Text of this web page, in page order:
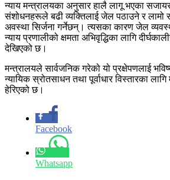
न्याय मन्त्रालयका अनुसार हालै लागू भएका
संशोधनहरूले बढी व्यक्तिलाई जेल पठाउने र लामो
अवस्था सिर्जना गर्नेछन्। त्यसका कारण जेल
न्याय प्रणालीको क्षमता अभिवृद्धिका लागि
देखिएको छ।
मन्त्रालयले सार्वजनिक गरेको यो प्रक्षेपणलाई
न्यायिक स्रोतसाधन तथा पूर्वाधार विस्तारका
हेरिएको छ।
Facebook
Whatsapp